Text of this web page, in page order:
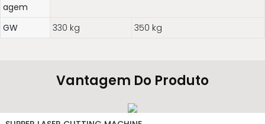
agem
GW 330 kg 350 kg
Vantagem Do Produto